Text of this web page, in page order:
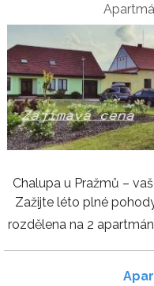
Chalupa u Pražmů –
Zažijte léto plné
rozdělena na 2